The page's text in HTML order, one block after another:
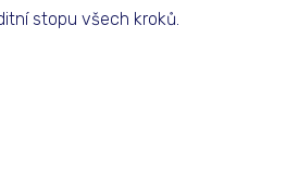
stopu všech kroků.